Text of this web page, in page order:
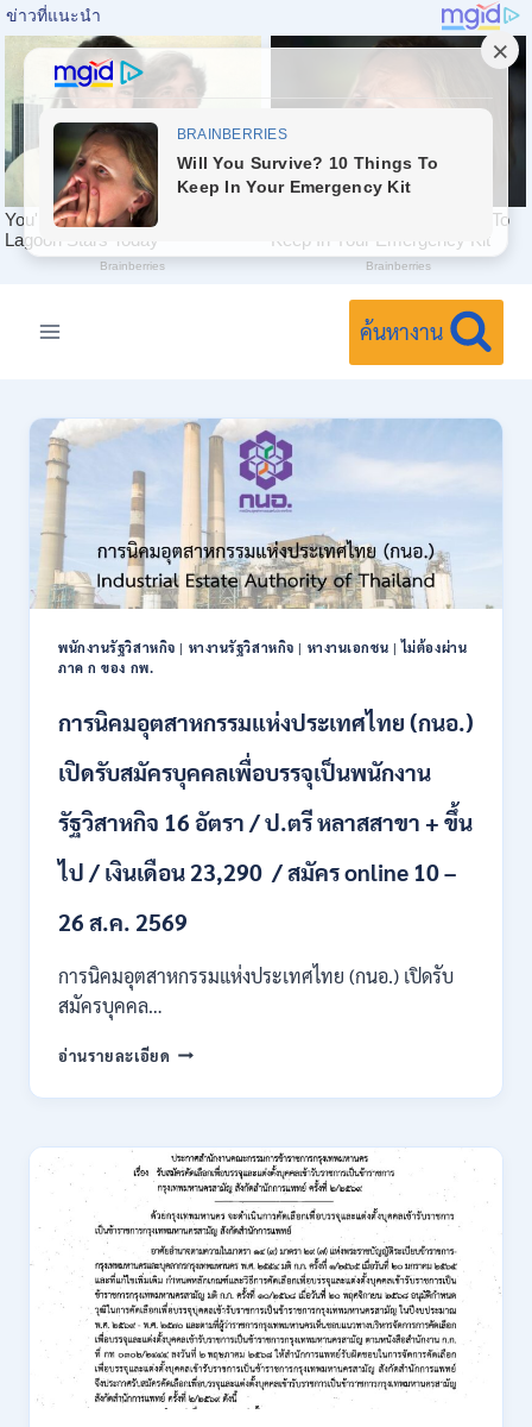
ค้นหางาน
พนักงานรัฐวิสาหกิจ | หางานรัฐวิสาหกิจ | หางานเอกชน |ไม่ต้องผ่าน
ภาค ก ของ กพ.
การนิคมอุตสาหกรรมแห่งประเทศไทย (กนอ.)
เปิดรับสมัครบุคคลเพื่อบรรจุเป็นพนักงาน
รัฐวิสาหกิจ 16 อัตรา / ป.ตรี หลาสสาขา + ขึ้น
ไป / เงินเดือน 23,290 / สมัคร online 10 –
26 ส.ค. 2569
การนิคมอุตสาหกรรมแห่งประเทศไทย (กนอ.) เปิดรับ
สมัครบุคคล…
อ่านรายละเอียด การ
อุตสาหกรรม
ประเทศไทย
(กนอ.)
เปิด
รับ
สมัคร
บุคคล
เพื่อ
บรรจุ
เป็น
พนักงาน
รัฐวิสาหกิจ
16